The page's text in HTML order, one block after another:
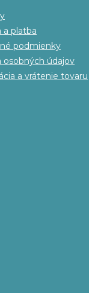
a platba
podmienky
osobných údajov
a vrátenie tovaru